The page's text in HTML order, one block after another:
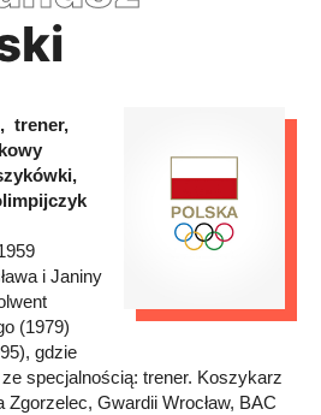
trener,
i Janiny
(1979)
gdzie
ze specjalnością: trener. Koszykarz
Zgorzelec, Gwardii Wrocław, BAC